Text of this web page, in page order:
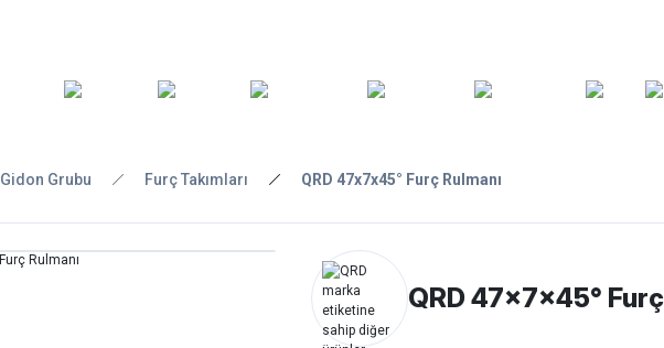
BİSİKLET AKSESUARLAR ASKI/TAŞIMA TAMİR/BAKIM
Gidon Grubu Furç Takımları QRD 47x7x45° Furç Rulmanı
QRD 47x7x45° Furç